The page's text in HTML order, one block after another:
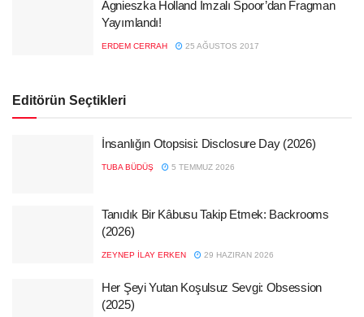
Agnieszka Holland İmzalı Spoor’dan Fragman
Yayımlandı!
ERDEM CERRAH 25 AĞUSTOS 2017
Editörün Seçtikleri
İnsanlığın Otopsisi: Disclosure Day (2026)
TUBA BÜDÜŞ 5 TEMMUZ 2026
Tanıdık Bir Kâbusu Takip Etmek: Backrooms
(2026)
ZEYNEP İLAY ERKEN 29 HAZIRAN 2026
Her Şeyi Yutan Koşulsuz Sevgi: Obsession
(2025)